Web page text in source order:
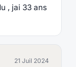
, jai 33 ans
21 Juil 2024